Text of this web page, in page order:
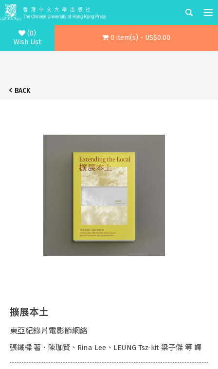
(0)
Wish List
0 item(s) - US$0.00
BACK
擴展本土
東亞紀錄片電影節網絡
張鐵樑 著．陳珈賢、Rina Lee、LEUNG Tsz-kit 梁子傑 等 譯